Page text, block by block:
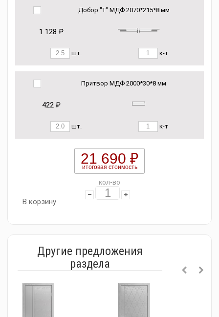
Добор "Т" МДФ 2070*215*8 мм
1 128 ₽
шт. к-т
Притвор МДФ 2000*30*8 мм
422 ₽
шт. к-т
21 690 ₽
итоговая стоимость
кол-во
В корзину
Другие предложения
раздела